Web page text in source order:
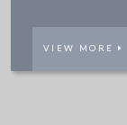
VIEW MORE